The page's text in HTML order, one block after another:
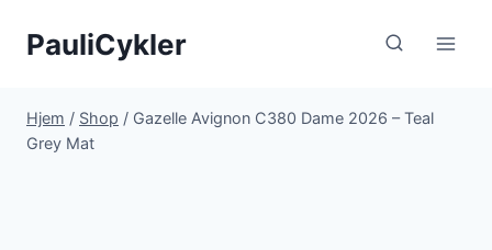
PauliCykler
Hjem / Shop / Gazelle Avignon C380 Dame 2026 – Teal
Grey Mat